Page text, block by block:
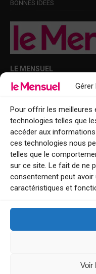
Pour offrir les meilleures
technologies telles que
accéder aux
ces technologies nous
telles que le
sur ce site. Le fait de ne
consentement peut
caractéristiques et
Voir
BONNES IDÉES
LE MENSUEL
Points de diffusion Var et
Le Mensuel en PDF :
Qui sommes-nous ?
BFM Top Sorties
EVENT
Tourisme week-end : envie
Explorez nos bonnes
Contact